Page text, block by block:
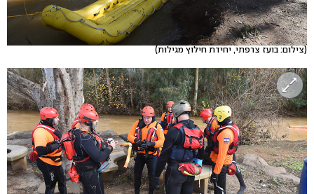
(צילום: בועז צרפתי, יחידת חילוץ מגילות)